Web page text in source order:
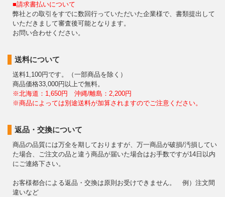
■請求書払いについて
弊社との取引をすでに数回行っていただいた企業様で、書類提出して
いただきまして審査後可能となります。
お問い合わせください。
送料について
送料1,100円です。（一部商品を除く）
商品価格33,000円以上で無料。
※北海道：1,650円 沖縄/離島：2,200円
※商品によっては別途送料が加算されますのでご注意ください。
返品・交換について
商品の品質には万全を期しておりますが、万一商品が破損/汚損してい
た場合、ご注文の品と違う商品が届いた場合はお手数ですが14日以内
にご連絡下さい。
お客様都合による返品・交換は原則お受けできません。 例）注文間
違いなど